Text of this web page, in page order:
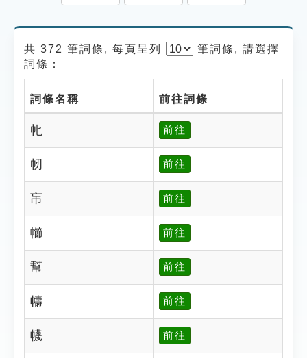
共 372 筆詞條, 每頁呈列 筆詞條, 請選擇
詞條：
詞條名稱 前往詞條
㠲 前往
㠴 前往
㠵 前往
幯 前往
幫 前往
幬 前往
幭 前往